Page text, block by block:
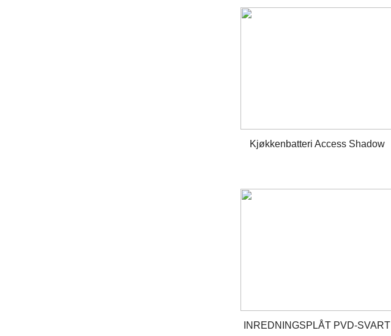
Kjøkkenbatteri Access Shadow
INREDNINGSPLÅT PVD-SVART